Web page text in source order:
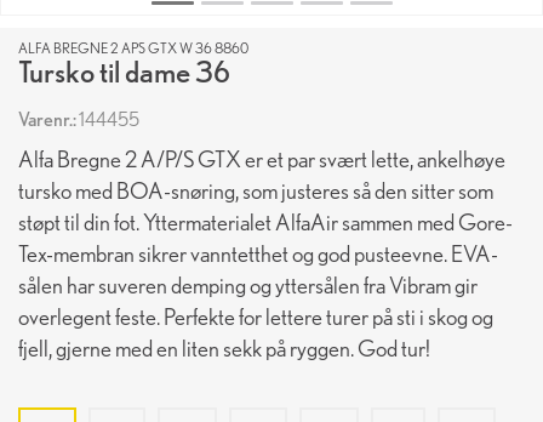
ALFA BREGNE 2 APS GTX W 36 8860
Tursko til dame 36
Varenr.:144455
Alfa Bregne 2 A/P/S GTX er et par svært lette, ankelhøye
tursko med BOA-snøring, som justeres så den sitter som
støpt til din fot. Yttermaterialet AlfaAir sammen med Gore-
Tex-membran sikrer vanntetthet og god pusteevne. EVA-
sålen har suveren demping og yttersålen fra Vibram gir
overlegent feste. Perfekte for lettere turer på sti i skog og
fjell, gjerne med en liten sekk på ryggen. God tur!